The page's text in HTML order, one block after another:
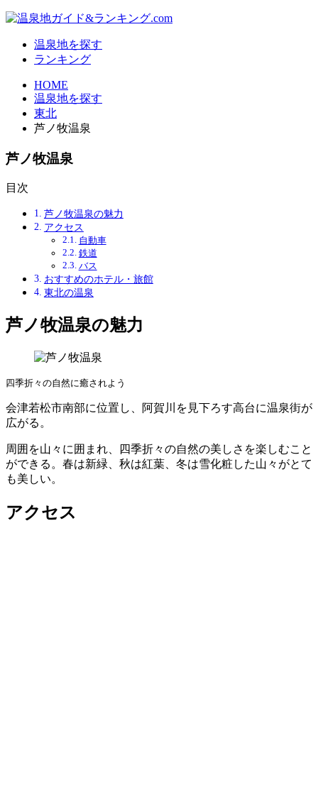
温泉地を探す
ランキング
HOME
温泉地を探す
東北
芦ノ牧温泉
芦ノ牧温泉
目次
芦ノ牧温泉の魅力
アクセス
自動車
鉄道
バス
おすすめのホテル・旅館
東北の温泉
芦ノ牧温泉の魅力
四季折々の自然に癒されよう
会津若松市南部に位置し、阿賀川を見下ろす高台に温泉街が
広がる。
周囲を山々に囲まれ、四季折々の自然の美しさを楽しむこと
ができる。春は新緑、秋は紅葉、冬は雪化粧した山々がとて
も美しい。
アクセス